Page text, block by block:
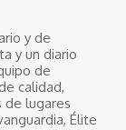
y de
y un diario
de
calidad,
de lugares
Élite